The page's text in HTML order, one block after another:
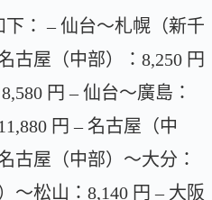
： – 仙台～札幌（新千
古屋（中部）：8,250 円
円 – 仙台～廣島：
円 – 名古屋（中
古屋（中部）～大分：
～松山：8,140 円 – 大阪